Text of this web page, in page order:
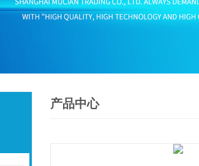
产品中心